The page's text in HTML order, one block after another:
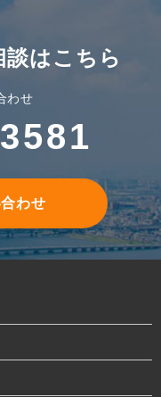
はこちら
わせ
わせ